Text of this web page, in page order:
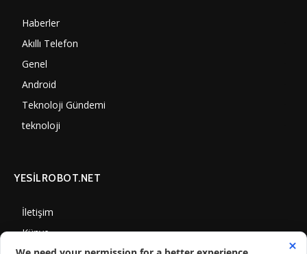
Haberler
Akıllı Telefon
Genel
Android
Teknoloji Gündemi
teknoloji
YESİLROBOT.NET
İletişim
Künye